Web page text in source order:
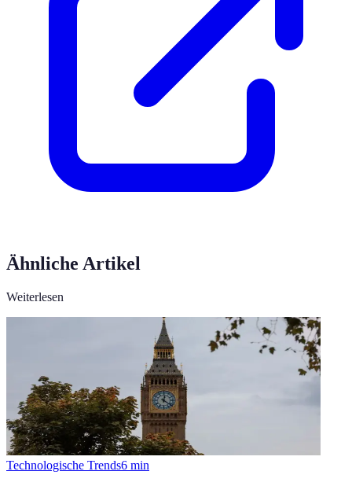
Ähnliche Artikel
Weiterlesen
Technologische Trends6 min